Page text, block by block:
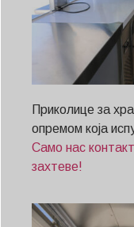
Приколице за
опремом која
Само нас
захтеве!